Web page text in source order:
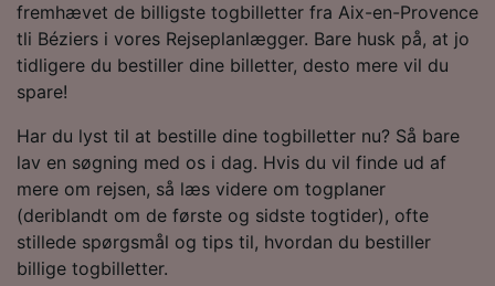
fremhævet de billigste togbilletter fra Aix-en-Provence
tli Béziers i vores Rejseplanlægger. Bare husk på, at jo
tidligere du bestiller dine billetter, desto mere vil du
spare!
Har du lyst til at bestille dine togbilletter nu? Så bare
lav en søgning med os i dag. Hvis du vil finde ud af
mere om rejsen, så læs videre om togplaner
(deriblandt om de første og sidste togtider), ofte
stillede spørgsmål og tips til, hvordan du bestiller
billige togbilletter.